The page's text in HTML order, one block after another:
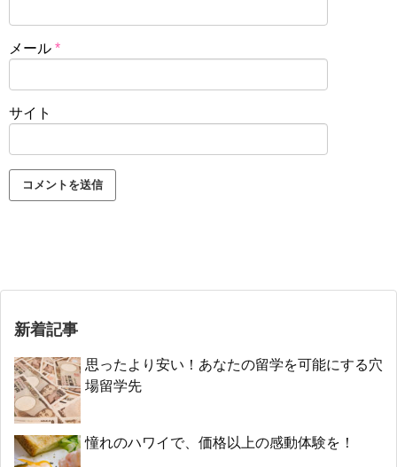
メール *
サイト
新着記事
思ったより安い！あなたの留学を可能にする穴
場留学先
憧れのハワイで、価格以上の感動体験を！